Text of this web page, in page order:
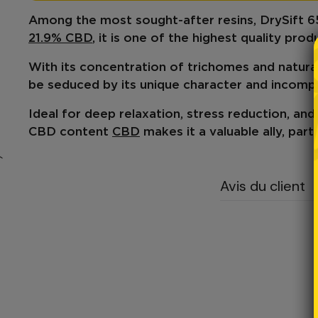
Among the most sought-after resins, DrySift
21.9% CBD, it is one of the highest quality
With its concentration of trichomes and
be seduced by its unique character and
Ideal for deep relaxation, stress reduction, and
CBD content CBD makes it a valuable ally,
`
Avis du client